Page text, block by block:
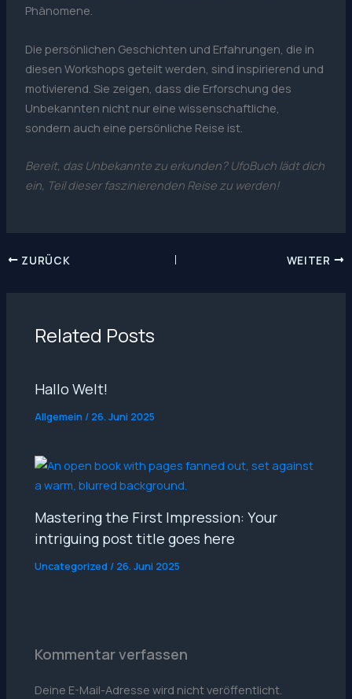
Phänomene.
Die persönlichen Geschichten und Erfahrungen, die in
diesen Workshops geteilt werden, sind inspirierend und
motivierend. Sie zeigen, dass die Erforschung des
Unbekannten nicht nur eine wissenschaftliche,
sondern auch eine persönliche Reise ist.
Bereit, das Unbekannte zu erkunden? UfoBuch lädt dich
ein, Teil dieser faszinierenden Reise zu werden!
ZURÜCK WEITER
Related Posts
Hallo Welt!
Allgemein / 26. Juni 2025
Mastering the First Impression: Your
intriguing post title goes here
Uncategorized / 26. Juni 2025
Kommentar verfassen
Deine E-Mail-Adresse wird nicht veröffentlicht.